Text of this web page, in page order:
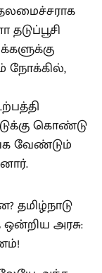
நோக்கில்,
கொண்டு
வேண்டும்